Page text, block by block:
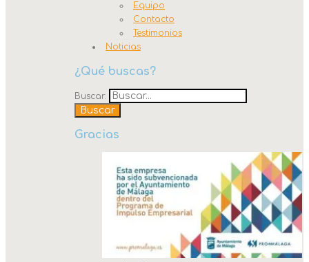
Equipo
Contacto
Testimonios
Noticias
¿Qué buscas?
Buscar:
Gracias